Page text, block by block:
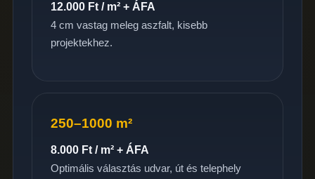
12.000 Ft / m² + ÁFA
4 cm vastag meleg aszfalt, kisebb
projektekhez.
250–1000 m²
8.000 Ft / m² + ÁFA
Optimális választás udvar, út és telephely